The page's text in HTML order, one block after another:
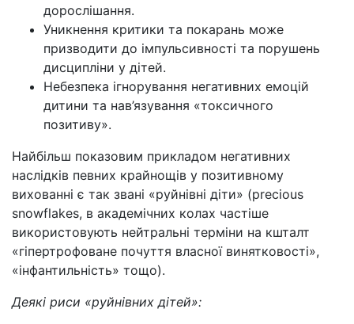
дорослішання.
Уникнення критики та покарань може
призводити до імпульсивності та порушень
дисципліни у дітей.
Небезпека ігнорування негативних емоцій
дитини та нав’язування «токсичного
позитиву».
Найбільш показовим прикладом негативних
наслідків певних крайнощів у позитивному
вихованні є так звані «руйнівні діти» (precious
snowflakes, в академічних колах частіше
використовують нейтральні терміни на кшталт
«гіпертрофоване почуття власної винятковості»,
«інфантильність» тощо).
Деякі риси «руйнівних дітей»: